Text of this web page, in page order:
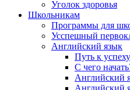
Уголок здоровья
Школьникам
Программы для
Усспешный
Английский язык
Путь к успеху
С чего
Английский
Английский